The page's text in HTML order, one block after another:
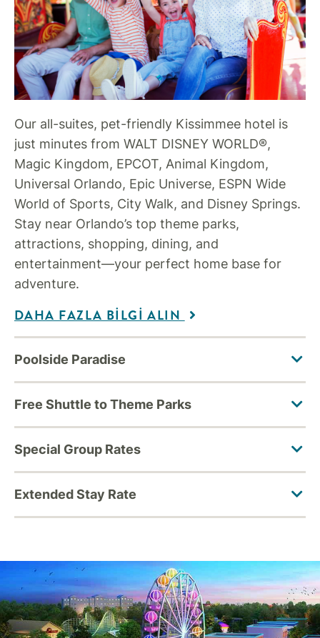
Our all-suites, pet-friendly Kissimmee hotel is
just minutes from WALT DISNEY WORLD®,
Magic Kingdom, EPCOT, Animal Kingdom,
Universal Orlando, Epic Universe, ESPN Wide
World of Sports, City Walk, and Disney Springs.
Stay near Orlando’s top theme parks,
attractions, shopping, dining, and
entertainment—your perfect home base for
adventure.
DAHA FAZLA BILGI ALIN